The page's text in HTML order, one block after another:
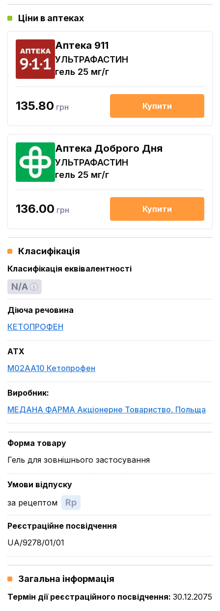
Ціни в аптеках
Aптека 911
УЛЬТРАФАСТИН
гель 25 мг/г
135.80 грн Купити
Аптека Доброго Дня
УЛЬТРАФАСТИН
гель 25 мг/г
136.00 грн Купити
Класифікація
Класифікація еквівалентності
N/A
Діюча речовина
КЕТОПРОФЕН
ATX
M02AA10 Кетопрофен
Виробник:
МЕДАНА ФАРМА Акціонерне Товариство, Польща
Форма товару
Гель для зовнішнього застосування
Умови відпуску
за рецептом
Rp
Реєстраційне посвідчення
UA/9278/01/01
Загальна інформація
Термін дії реєстраційного посвідчення: 30.12.2075